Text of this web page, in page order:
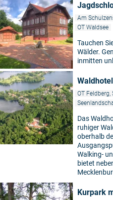
Am
OT Waldsee
Tauchen
Wälder.
inmitten
OT
Das
ruhiger
oberhalb
Walking-
bietet
Kurpark